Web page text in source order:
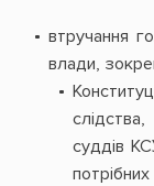
втручання
влади,
суддів